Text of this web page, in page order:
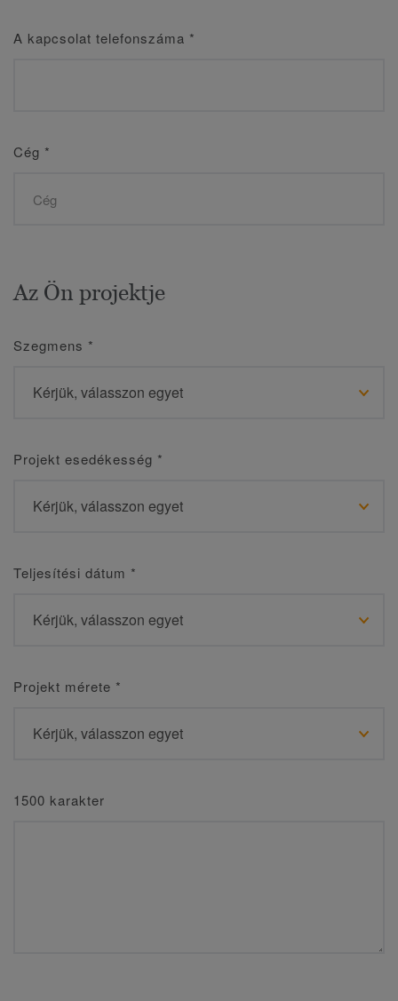
A kapcsolat telefonszáma *
Cég *
Az Ön projektje
Szegmens *
Projekt esedékesség *
Teljesítési dátum *
Projekt mérete *
1500 karakter